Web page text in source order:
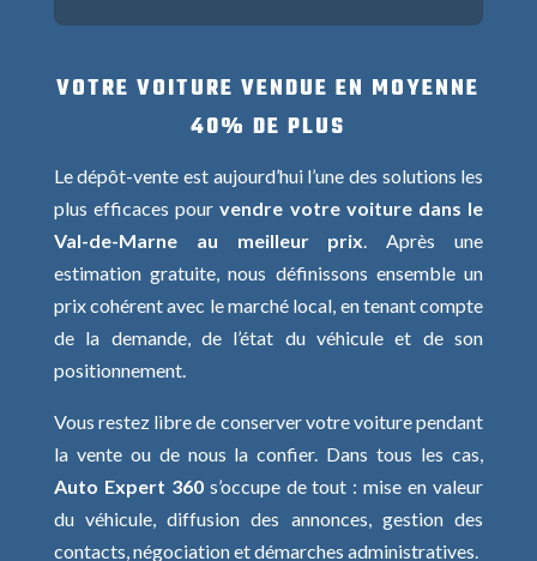
VOTRE VOITURE VENDUE EN MOYENNE
40% DE PLUS
Le dépôt-vente est aujourd’hui l’une des solutions les
plus efficaces pourvendre votre voiture dans le
Val-de-Marne au meilleur prix . Après une
estimation gratuite, nous définissons ensemble un
prix cohérent avec le marché local, en tenant compte
de la demande, de l’état du véhicule et de son
positionnement.
Vous restez libre de conserver votre voiture pendant
la vente ou de nous la confier. Dans tous les cas,
Auto Expert 360s’occupe de tout : mise en valeur
du véhicule, diffusion des annonces, gestion des
contacts, négociation et démarches administratives.